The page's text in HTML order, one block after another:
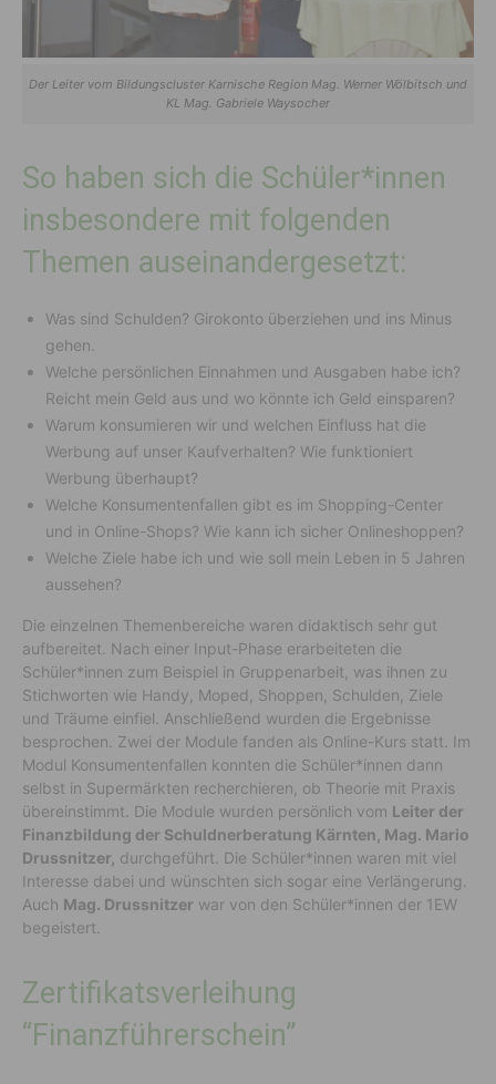
Der Leiter vom Bildungscluster Karnische Region Mag. Werner Wölbitsch und
KL Mag. Gabriele Waysocher
So haben sich die Schüler*innen
insbesondere mit folgenden
Themen auseinandergesetzt:
Was sind Schulden? Girokonto überziehen und ins Minus
gehen.
Welche persönlichen Einnahmen und Ausgaben habe ich?
Reicht mein Geld aus und wo könnte ich Geld einsparen?
Warum konsumieren wir und welchen Einfluss hat die
Werbung auf unser Kaufverhalten? Wie funktioniert
Werbung überhaupt?
Welche Konsumentenfallen gibt es im Shopping-Center
und in Online-Shops? Wie kann ich sicher Onlineshoppen?
Welche Ziele habe ich und wie soll mein Leben in 5 Jahren
aussehen?
Die einzelnen Themenbereiche waren didaktisch sehr gut
aufbereitet. Nach einer Input-Phase erarbeiteten die
Schüler*innen zum Beispiel in Gruppenarbeit, was ihnen zu
Stichworten wie Handy, Moped, Shoppen, Schulden, Ziele
und Träume einfiel. Anschließend wurden die Ergebnisse
besprochen. Zwei der Module fanden als Online-Kurs statt. Im
Modul Konsumentenfallen konnten die Schüler*innen dann
selbst in Supermärkten recherchieren, ob Theorie mit Praxis
übereinstimmt. Die Module wurden persönlich vom Leiter der
Finanzbildung der Schuldnerberatung Kärnten, Mag. Mario
Drussnitzer, durchgeführt. Die Schüler*innen waren mit viel
Interesse dabei und wünschten sich sogar eine Verlängerung.
Auch Mag. Drussnitzer war von den Schüler*innen der 1EW
begeistert.
Zertifikatsverleihung
“Finanzführerschein”